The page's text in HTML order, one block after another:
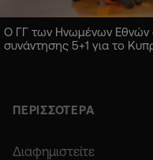
Ο ΓΓ των Ηνωμένων Εθνών
συνάντησης 5+1 για το
ΠΕΡΙΣΣΟΤΕΡΑ
Διαφημιστείτε